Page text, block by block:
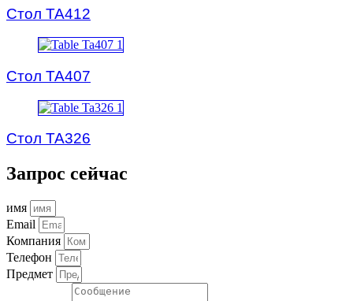
Стол TA412
Стол TA407
Стол TA326
Запрос сейчас
имя
Email
Компания
Телефон
Предмет